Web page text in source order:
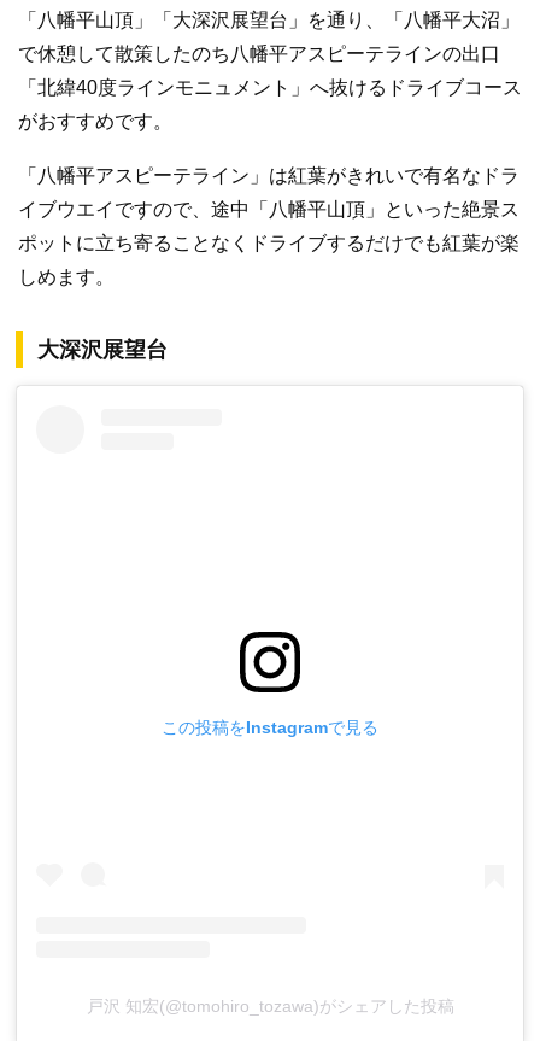
「八幡平山頂」「大深沢展望台」を通り、「八幡平大沼」
で休憩して散策したのち八幡平アスピーテラインの出口
「北緯40度ラインモニュメント」へ抜けるドライブコース
がおすすめです。
「八幡平アスピーテライン」は紅葉がきれいで有名なドラ
イブウエイですので、途中「八幡平山頂」といった絶景ス
ポットに立ち寄ることなくドライブするだけでも紅葉が楽
しめます。
大深沢展望台
この投稿をInstagramで見る
戸沢 知宏(@tomohiro_tozawa)がシェアした投稿